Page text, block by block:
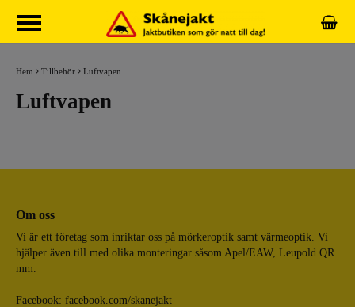
Hem Tillbehör Luftvapen
Luftvapen
Om oss
Vi är ett företag som inriktar oss på mörkeroptik samt värmeoptik. Vi
hjälper även till med olika monteringar såsom Apel/EAW, Leupold QR
mm.
Facebook: facebook.com/skanejakt